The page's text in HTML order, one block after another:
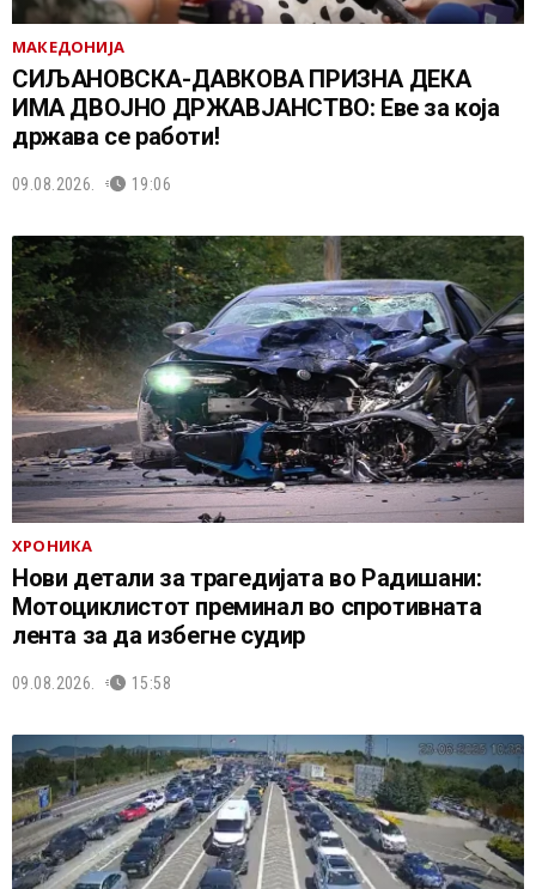
МАКЕДОНИЈА
СИЉАНОВСКА-ДАВКОВА ПРИЗНА ДЕКА
ИМА ДВОЈНО ДРЖАВЈАНСТВО: Еве за која
држава се работи!
09.08.2026. 19:06
ХРОНИКА
Нови детали за трагедијата во Радишани:
Мотоциклистот преминал во спротивната
лента за да избегне судир
09.08.2026. 15:58